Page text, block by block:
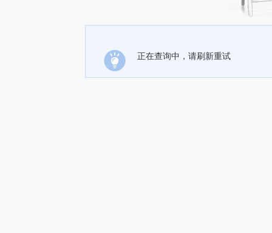
正在查询中，请刷新重试